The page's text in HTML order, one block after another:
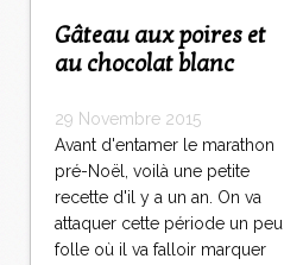
Gâteau aux poires et
au chocolat blanc
29 Novembre 2015
Avant d'entamer le marathon
pré-Noël, voilà une petite
recette d'il y a un an. On va
attaquer cette période un peu
folle où il va falloir marquer